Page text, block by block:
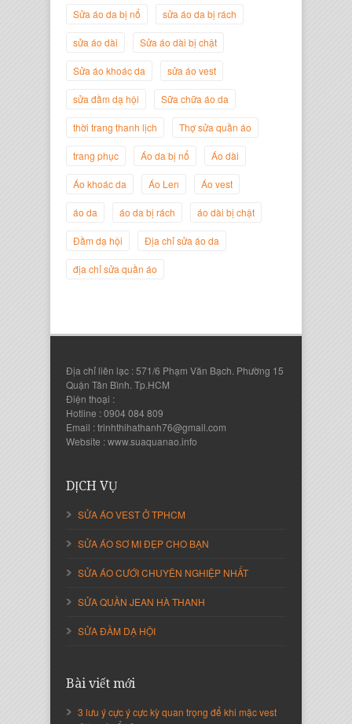
Nguyễn Đắc Định
Giám Đốc Công ty Twist Potato
Nguyễn Thanh Sang
Giám Đốc Công ty Lam Sơn Phát
Nguyễn Thị Cẩm Loan
Giám Đốc Công ty An Vạn Thành
Sửa áo da bị nổ sửa áo da bị rách
sửa áo dài Sửa áo dài bị chật
Sửa áo khoác da sửa áo vest
sửa đầm dạ hội Sữa chữa áo da
thời trang thanh lịch Thợ sửa quần áo
trang phục Áo da bị nổ Áo dài
Áo khoác da Áo Len Áo vest
áo da áo da bị rách áo dài bị chật
Đầm dạ hội Địa chỉ sửa áo da
địa chỉ sửa quần áo
Địa chỉ liên lạc : 571/6 Phạm Văn Bạch. Phường 15
Quận Tân Bình. Tp.HCM
Điện thoại :
Hotline : 0904 084 809
Email : trinhthihathanh76@gmail.com
Website : www.suaquanao.info
DỊCH VỤ
SỬA ÁO VEST Ở TPHCM
SỬA ÁO SƠ MI ĐẸP CHO BẠN
SỬA ÁO CƯỚI CHUYÊN NGHIỆP NHẤT
SỬA QUẦN JEAN HÀ THANH
SỬA ĐẦM DẠ HỘI
Bài viết mới
3 lưu ý cực ý cực kỳ quan trọng để khi mặc vest